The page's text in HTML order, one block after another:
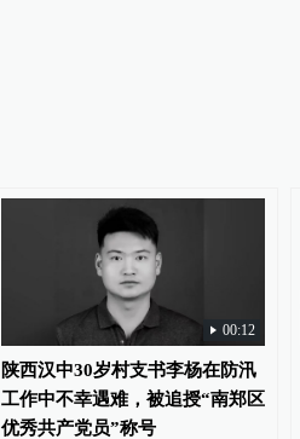
00:12
陕西汉中30岁村支书李杨在防汛
工作中不幸遇难，被追授“南郑区
优秀共产党员”称号